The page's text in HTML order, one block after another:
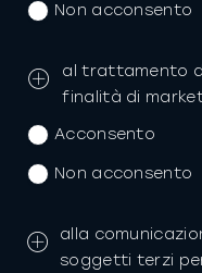
Non acconsento
al trattamento
finalità di
Acconsento
Non acconsento
alla
soggetti terzi